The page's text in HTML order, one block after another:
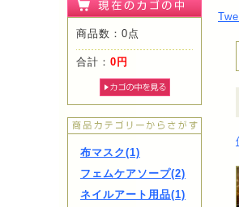
商品数：0点
合計： 0円
布マスク(1)
フェムケアソープ(2)
ネイルアート用品(1)